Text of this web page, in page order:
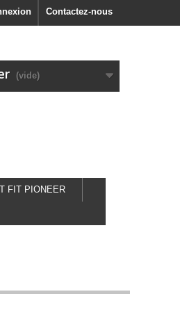
Contactez-nous
(vide)
FIT PIONEER